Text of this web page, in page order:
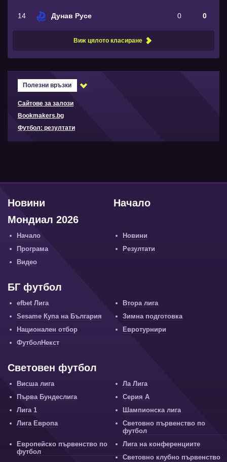
14 Дунав Русе 0 0
Виж цялото класиране
Полезни връзки
Сайтове за залози
Bookmakers.bg
Футбол: резултати
Начало
Новини
Мондиал 2026
Начало
Новини
Програма
Резултати
Видео
БГ футбол
efbet Лига
Втора лига
Sesame Купа на България
Зимна подготовка
Национален отбор
Евротурнири
ФутболНекст
Световен футбол
Висша лига
Ла Лига
Първа Бундеслига
Серия А
Лига 1
Шампионска лига
Лига Европа
Световно първенство по
футбол
Европейско първенство по
футбол
Лига на конференциите
Световно клубно първенство